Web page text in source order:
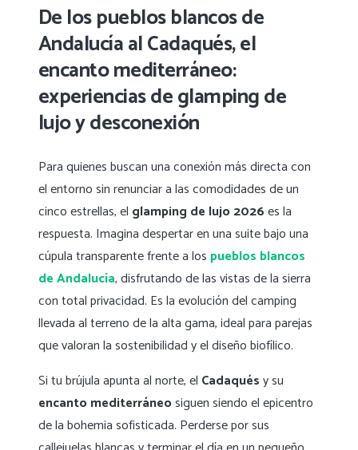
De los pueblos blancos de
Andalucía al Cadaqués, el
encanto mediterráneo:
experiencias de glamping de
lujo y desconexión
Para quienes buscan una conexión más directa con
el entorno sin renunciar a las comodidades de un
cinco estrellas, el glamping de lujo 2026es la
respuesta. Imagina despertar en una suite bajo una
cúpula transparente frente a los pueblos blancos
de Andalucía, disfrutando de las vistas de la sierra
con total privacidad. Es la evolución del camping
llevada al terreno de la alta gama, ideal para parejas
que valoran la sostenibilidad y el diseño biofílico.
Si tu brújula apunta al norte, el Cadaquésy su
encanto mediterráneosiguen siendo el epicentro
de la bohemia sofisticada. Perderse por sus